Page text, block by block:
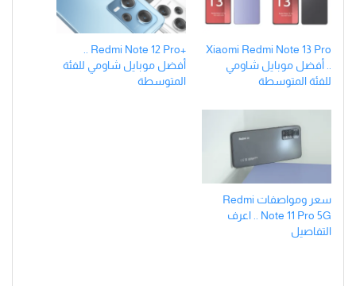
Xiaomi Redmi Note 13 Pro
.. أفضل موبايل شاومي
للفئة المتوسطة
أفضل موبايل شاومي للفئة
المتوسطة
سعر ومواصفات Redmi
Note 11 Pro 5G .. اعرف
التفاصيل